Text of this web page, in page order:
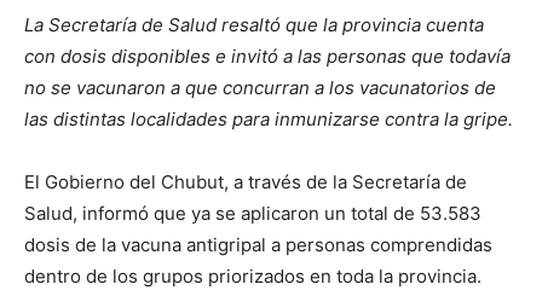
La Secretaría de Salud resaltó que la provincia cuenta
con dosis disponibles e invitó a las personas que todavía
no se vacunaron a que concurran a los vacunatorios de
las distintas localidades para inmunizarse contra la gripe.
El Gobierno del Chubut, a través de la Secretaría de
Salud, informó que ya se aplicaron un total de 53.583
dosis de la vacuna antigripal a personas comprendidas
dentro de los grupos priorizados en toda la provincia.